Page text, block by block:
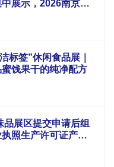
展示，2026南京秋
标签”休闲食品展｜
饯果干的纯净配方
展区提交申请后组
照生产许可证产品
审核